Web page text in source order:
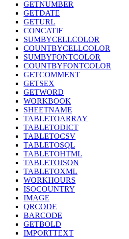
GETNUMBER
GETDATE
GETURL
CONCATIF
SUMBYCELLCOLOR
COUNTBYCELLCOLOR
SUMBYFONTCOLOR
COUNTBYFONTCOLOR
GETCOMMENT
GETSEX
GETWORD
WORKBOOK
SHEETNAME
TABLETOARRAY
TABLETODICT
TABLETOCSV
TABLETOSQL
TABLETOHTML
TABLETOJSON
TABLETOXML
WORKHOURS
ISOCOUNTRY
IMAGE
QRCODE
BARCODE
GETBOLD
IMPORTTEXT